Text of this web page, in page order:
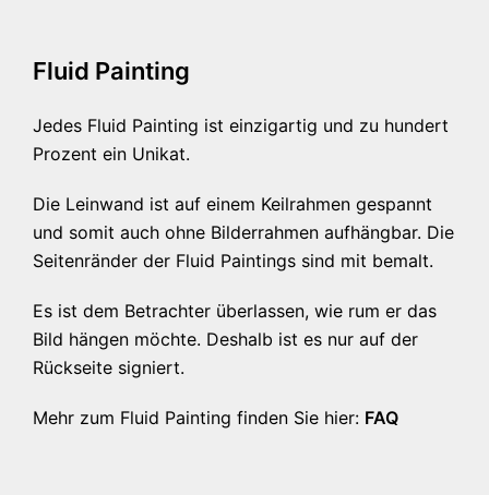
Fluid Painting
Jedes Fluid Painting ist einzigartig und zu hundert
Prozent ein Unikat.
Die Leinwand ist auf einem Keilrahmen gespannt
und somit auch ohne Bilderrahmen aufhängbar. Die
Seitenränder der Fluid Paintings sind mit bemalt.
Es ist dem Betrachter überlassen, wie rum er das
Bild hängen möchte. Deshalb ist es nur auf der
Rückseite signiert.
Mehr zum Fluid Painting finden Sie hier: FAQ